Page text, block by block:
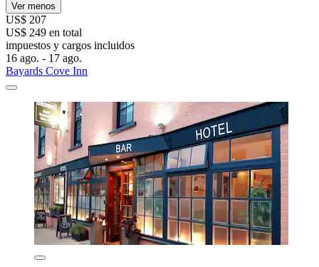
Ver menos
US$ 207
US$ 249 en total
impuestos y cargos incluidos
16 ago. - 17 ago.
Bayards Cove Inn